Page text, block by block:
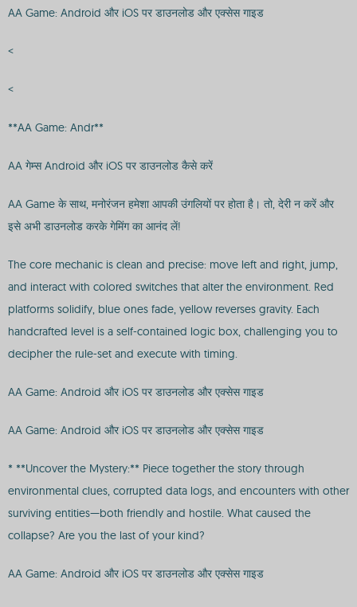
AA Game: Android और iOS पर डाउनलोड और एक्सेस गाइड
<
<
**AA Game: Andr**
AA गेम्स Android और iOS पर डाउनलोड कैसे करें
AA Game के साथ, मनोरंजन हमेशा आपकी उंगलियों पर होता है। तो, देरी न करें और
इसे अभी डाउनलोड करके गेमिंग का आनंद लें!
The core mechanic is clean and precise: move left and right, jump,
and interact with colored switches that alter the environment. Red
platforms solidify, blue ones fade, yellow reverses gravity. Each
handcrafted level is a self-contained logic box, challenging you to
decipher the rule-set and execute with timing.
AA Game: Android और iOS पर डाउनलोड और एक्सेस गाइड
AA Game: Android और iOS पर डाउनलोड और एक्सेस गाइड
* **Uncover the Mystery:** Piece together the story through
environmental clues, corrupted data logs, and encounters with other
surviving entities—both friendly and hostile. What caused the
collapse? Are you the last of your kind?
AA Game: Android और iOS पर डाउनलोड और एक्सेस गाइड